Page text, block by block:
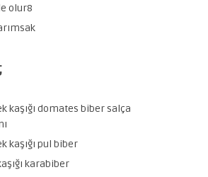
olur8
kaşığı domates biber salça
kaşığı pul biber
karabiber